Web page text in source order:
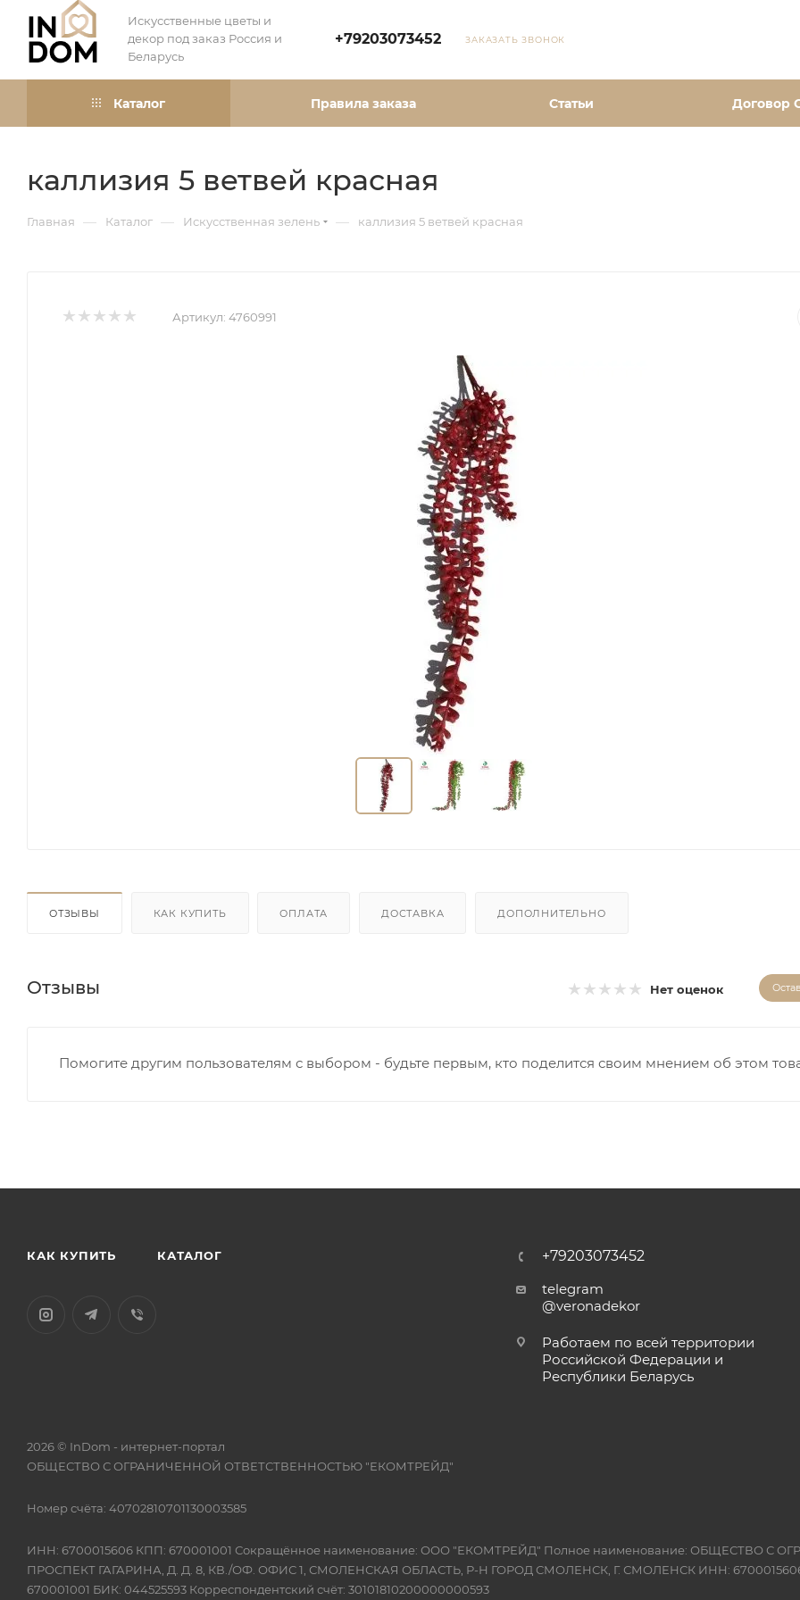
Искусственные цветы и
декор под заказ Россия и
Беларусь
+79203073452 ЗАКАЗАТЬ ЗВОНОК
Каталог Правила заказа Статьи Договор
каллизия 5 ветвей красная
Главная — Каталог — Искусственная зелень — каллизия 5 ветвей красная
Артикул: 4760991
ОТЗЫВЫ КАК КУПИТЬ ОПЛАТА ДОСТАВКА ДОПОЛНИТЕЛЬНО
Отзывы Нет оценок
Помогите другим пользователям с выбором - будьте первым, кто поделится своим мнением об этом
КАК КУПИТЬ КАТАЛОГ
+79203073452
telegram
@veronadekor
Работаем по всей территории
Российской Федерации и
Республики Беларусь
2026 © InDom - интернет-портал
ОБЩЕСТВО С ОГРАНИЧЕННОЙ ОТВЕТСТВЕННОСТЬЮ "ЕКОМТРЕЙД"
Номер счёта: 40702810701130003585
ИНН: 6700015606 КПП: 670001001 Сокращённое наименование: ООО "ЕКОМТРЕЙД" Полное наименование: ОБЩЕСТВО
ПРОСПЕКТ ГАГАРИНА, Д. Д. 8, КВ./ОФ. ОФИС 1, СМОЛЕНСКАЯ ОБЛАСТЬ, Р-Н ГОРОД СМОЛЕНСК, Г. СМОЛЕНСК ИНН:
670001001 БИК: 044525593 Корреспондентский счёт: 30101810200000000593